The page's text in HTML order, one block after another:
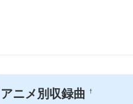
アニメ別収録曲†